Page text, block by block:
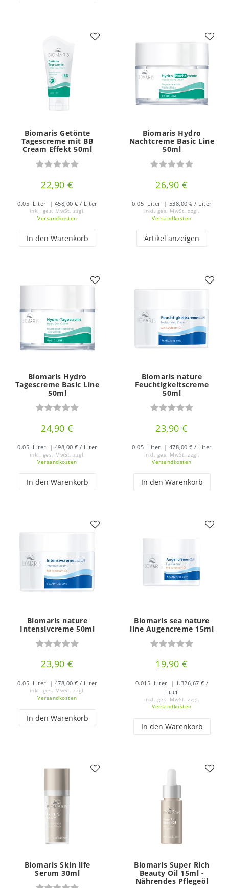
Biomaris Getönte
Tagescreme mit BB
Cream Effekt 50ml
22,90 €
0.05 Liter | 458,00 € / Liter
inkl. ges. MwSt. zzgl.
Versandkosten
In den Warenkorb
Biomaris Hydro
Nachtcreme Basic Line
50ml
26,90 €
0.05 Liter | 538,00 € / Liter
inkl. ges. MwSt. zzgl.
Versandkosten
Artikel anzeigen
Biomaris Hydro
Tagescreme Basic Line
50ml
24,90 €
0.05 Liter | 498,00 € / Liter
inkl. ges. MwSt. zzgl.
Versandkosten
In den Warenkorb
Biomaris nature
Feuchtigkeitscreme
50ml
23,90 €
0.05 Liter | 478,00 € / Liter
inkl. ges. MwSt. zzgl.
Versandkosten
In den Warenkorb
Biomaris nature
Intensivcreme 50ml
23,90 €
0.05 Liter | 478,00 € / Liter
inkl. ges. MwSt. zzgl.
Versandkosten
In den Warenkorb
Biomaris sea nature
line Augencreme 15ml
19,90 €
0.015 Liter
| 1.326,67 € /
Liter
inkl. ges. MwSt. zzgl.
Versandkosten
In den Warenkorb
Biomaris Skin life
Serum 30ml
Biomaris Super Rich
Beauty Oil 15ml -
Nährendes Pflegeöl